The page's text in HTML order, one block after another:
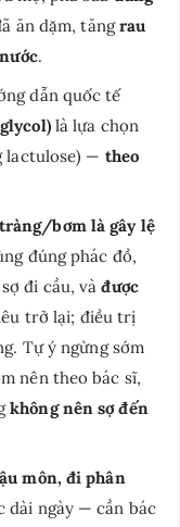
ăn dặm, tăngrau
.
dẫn quốc tế
là lựa chọn
lactulose) — theo
bơm là gây lệ
đúng phác đồ,
đi cầu, vàđược
trở lại; điều trị
Tự ý ngừng sớm
nên theo bác sĩ,
không nên sợ đến
môn, đi phân
dài ngày — cần bác